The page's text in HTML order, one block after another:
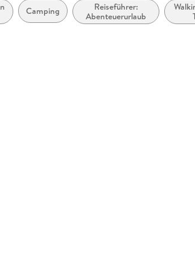
Camping
Reiseführer:
Abenteuerurlaub